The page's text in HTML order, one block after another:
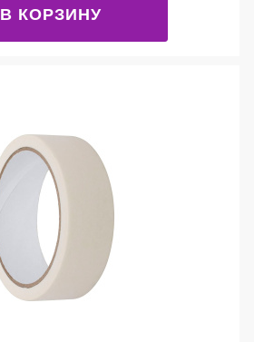
В КОРЗИНУ